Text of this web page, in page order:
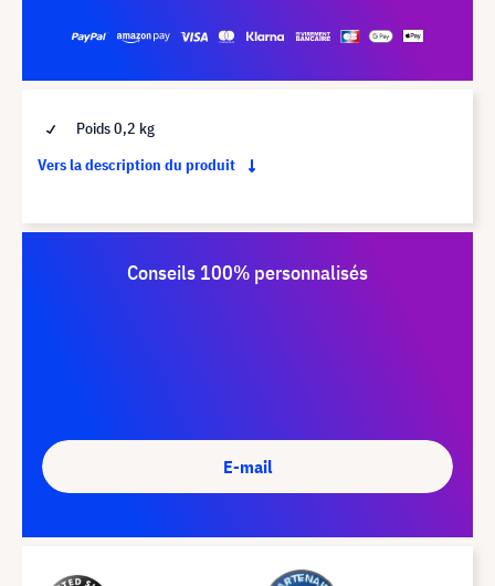
Poids 0,2 kg
Vers la description du produit
Conseils 100% personnalisés
E-mail